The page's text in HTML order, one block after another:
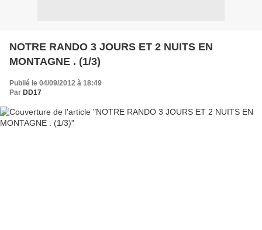
NOTRE RANDO 3 JOURS ET 2 NUITS EN
MONTAGNE . (1/3)
Publié le 04/09/2012 à 18:49
Par DD17